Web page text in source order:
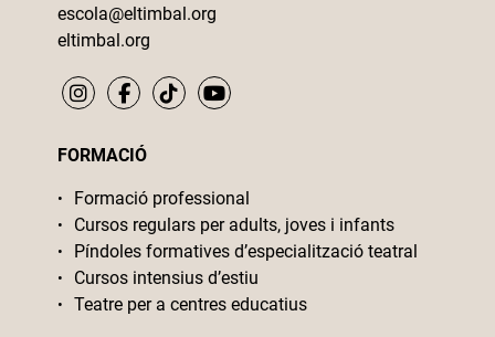
escola@eltimbal.org
eltimbal.org
FORMACIÓ
Formació professional
Cursos regulars per adults, joves i infants
Píndoles formatives d’especialització teatral
Cursos intensius d’estiu
Teatre per a centres educatius